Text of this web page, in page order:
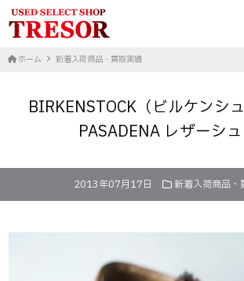
ホーム 新着入荷商品・買取実績
BIRKENSTOCK（ビルケンシ
PASADENA レザーシ
2013年07月17日 新着入荷商品・